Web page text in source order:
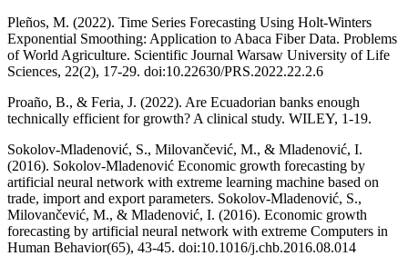
Pleños, M. (2022). Time Series Forecasting Using Holt-Winters
Exponential Smoothing: Application to Abaca Fiber Data. Problems
of World Agriculture. Scientific Journal Warsaw University of Life
Sciences, 22(2), 17-29. doi:10.22630/PRS.2022.22.2.6
Proaño, B., & Feria, J. (2022). Are Ecuadorian banks enough
technically efficient for growth? A clinical study. WILEY, 1-19.
Sokolov-Mladenović, S., Milovančević, M., & Mladenović, I.
(2016). Sokolov-Mladenović Economic growth forecasting by
artificial neural network with extreme learning machine based on
trade, import and export parameters. Sokolov-Mladenović, S.,
Milovančević, M., & Mladenović, I. (2016). Economic growth
forecasting by artificial neural network with extreme Computers in
Human Behavior(65), 43-45. doi:10.1016/j.chb.2016.08.014